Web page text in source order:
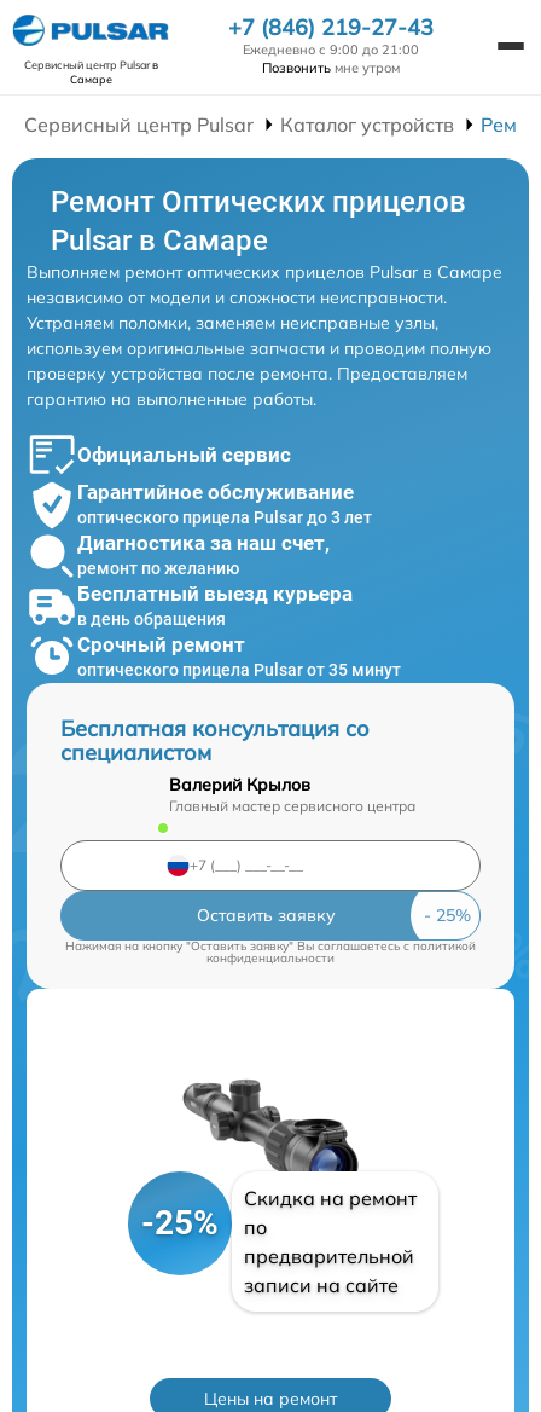
Сервисный центр Pulsarв
Самаре
+7 (846) 219-27-43
Ежедневно с 9:00 до 21:00
Позвонить мне утром
Сервисный центр Pulsar Каталог устройств
Ремонт Оптических прицелов
Pulsar в Самаре
Выполняем ремонт оптических прицелов Pulsar в Самаре
независимо от модели и сложности неисправности.
Устраняем поломки, заменяем неисправные узлы,
используем оригинальные запчасти и проводим полную
проверку устройства после ремонта. Предоставляем
гарантию на выполненные работы.
Официальный сервис
Гарантийное обслуживание
оптического прицела Pulsar до 3 лет
Диагностика за наш счет,
ремонт по желанию
Бесплатный выезд курьера
в день обращения
Срочный ремонт
оптического прицела Pulsar от 35 минут
Бесплатная консультация со
специалистом
Валерий Крылов
Главный мастер сервисного центра
Оставить заявку
Нажимая на кнопку "Оставить заявку" Вы соглашаетесь cполитикой
конфиденциальности
-25%
Скидка на ремонт
по
предварительной
записи на сайте
Цены на ремонт